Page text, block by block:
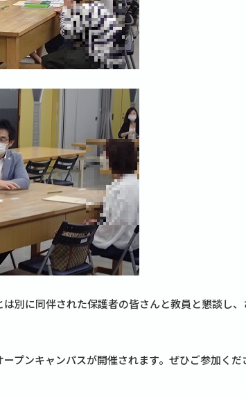
別に同伴された保護者の皆さんと教員と懇談し、
プンキャンパスが開催されます。ぜひご参加くだ